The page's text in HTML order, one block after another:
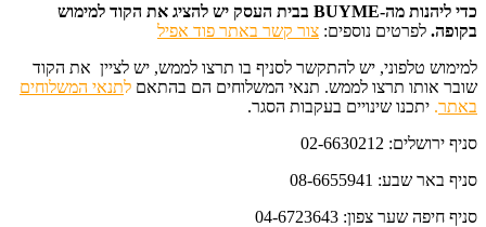
כדי ליהנות מה-BUYME בבית העסק יש להציג את הקוד למימוש
בקופה. לפרטים נוספים: צור קשר באתר פוד אפיל
למימוש טלפוני, יש להתקשר לסניף בו תרצו לממש, יש לציין את הקוד
שובר אותו תרצו לממש. תנאי המשלוחים הם בהתאם לתנאי המשלוחים
באתר. יתכנו שינויים בעקבות הסגר.
סניף ירושלים: 02-6630212
סניף באר שבע: 08-6655941
סניף חיפה שער צפון: 04-6723643